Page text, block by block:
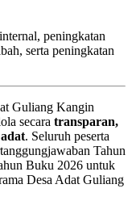
peningkatan
serta peningkatan
Guliang Kangin
secara transparan,
. Seluruh peserta
Tahun
Buku 2026 untuk
Desa Adat Guliang